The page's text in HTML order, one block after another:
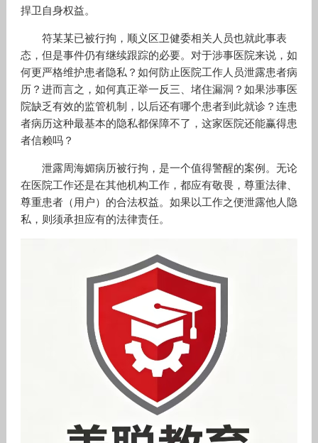
捍卫自身权益。
符某某已被行拘，顺义区卫健委相关人员也就此事表
态，但是事件仍有继续跟踪的必要。对于涉事医院来说，如
何更严格维护患者隐私？如何防止医院工作人员泄露患者病
历？进而言之，如何真正举一反三、堵住漏洞？如果涉事医
院缺乏有效的监管机制，以后还有哪个患者到此就诊？连患
者病历这种最基本的隐私都保障不了，这家医院还能赢得患
者信赖吗？
泄露周海媚病历被行拘，是一个值得警醒的案例。无论
在医院工作还是在其他机构工作，都应有敬畏，尊重法律、
尊重患者（用户）的合法权益。如果以工作之便泄露他人隐
私，则须承担应有的法律责任。